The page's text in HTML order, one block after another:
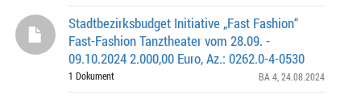
Stadtbezirksbudget Initiative „Fast Fashion“
Fast-Fashion Tanztheater vom 28.09. -
09.10.2024 2.000,00 Euro, Az.: 0262.0-4-0530
1 Dokument BA 4 , 24.08.2024